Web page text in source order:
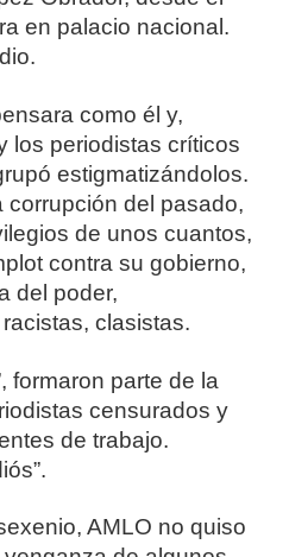
en palacio nacional.
como él y,
los periodistas críticos
estigmatizándolos.
corrupción del pasado,
de unos cuantos,
contra su gobierno,
del poder,
clasistas.
formaron parte de la
censurados y
de trabajo.
AMLO no quiso